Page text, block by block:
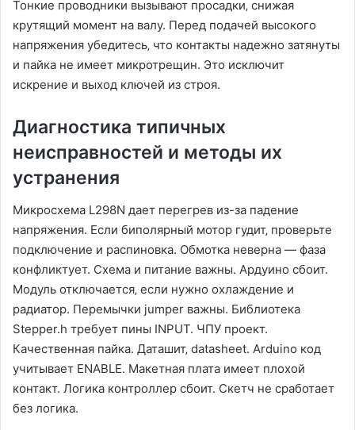
Тонкие проводники вызывают просадки‚ снижая
крутящий момент на валу. Перед подачей высокого
напряжения убедитесь‚ что контакты надежно затянуты
и пайка не имеет микротрещин. Это исключит
искрение и выход ключей из строя.
Диагностика типичных
неисправностей и методы их
устранения
Микросхема L298N дает перегрев из-за падение
напряжения. Если биполярный мотор гудит‚ проверьте
подключение и распиновка. Обмотка неверна — фаза
конфликтует. Схема и питание важны. Ардуино сбоит.
Модуль отключается‚ если нужно охлаждение и
радиатор. Перемычки jumper важны. Библиотека
Stepper.h требует пины INPUT. ЧПУ проект.
Качественная пайка. Даташит‚ datasheet. Arduino код
учитывает ENABLE. Макетная плата имеет плохой
контакт. Логика контроллер сбоит. Скетч не сработает
без логика.